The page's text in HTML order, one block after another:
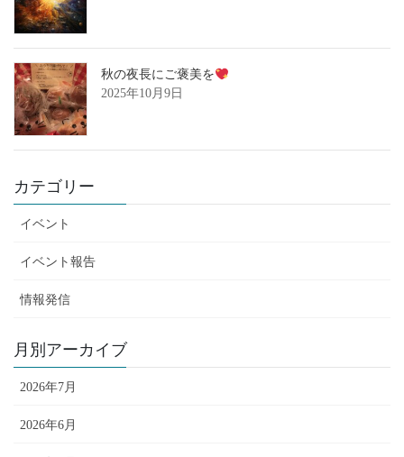
秋の夜長にご褒美を
2025年10月9日
カテゴリー
イベント
イベント報告
情報発信
月別アーカイブ
2026年7月
2026年6月